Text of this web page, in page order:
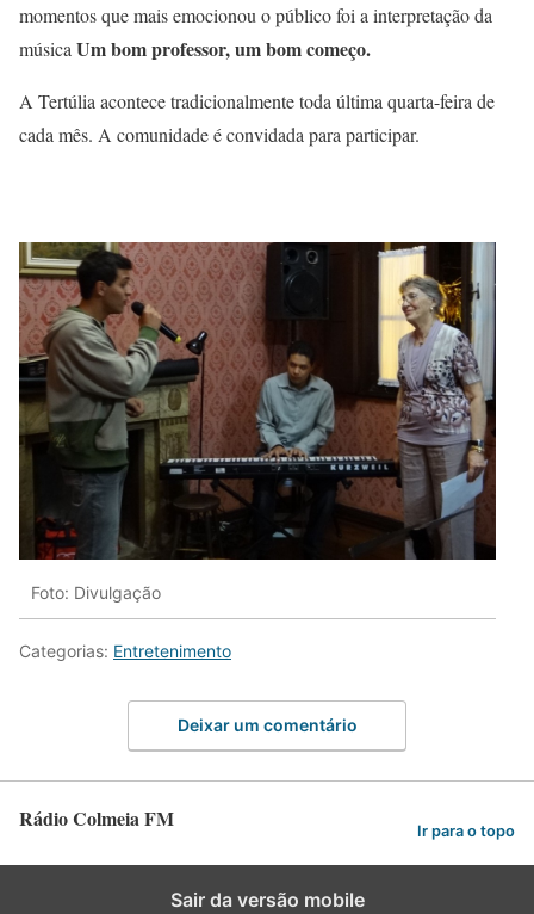
momentos que mais emocionou o público foi a interpretação da
músicaUm bom professor, um bom começo.
A Tertúlia acontece tradicionalmente toda última quarta-feira de
cada mês. A comunidade é convidada para participar.
Foto: Divulgação
Categorias: Entretenimento
Deixar um comentário
Rádio Colmeia FM Ir para o topo
Sair da versão mobile